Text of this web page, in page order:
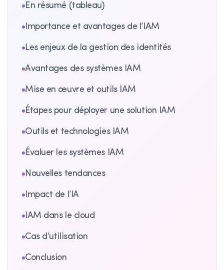
En résumé (tableau)
Importance et avantages de l’IAM
Les enjeux de la gestion des identités
Avantages des systèmes IAM
Mise en œuvre et outils IAM
Étapes pour déployer une solution IAM
Outils et technologies IAM
Évaluer les systèmes IAM
Nouvelles tendances
Impact de l’IA
IAM dans le cloud
Cas d’utilisation
Conclusion